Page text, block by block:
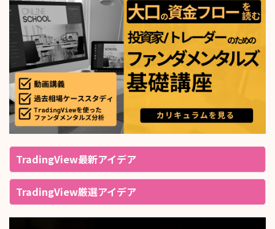
TradingView最新アイデア
TradingView厳選アイデア